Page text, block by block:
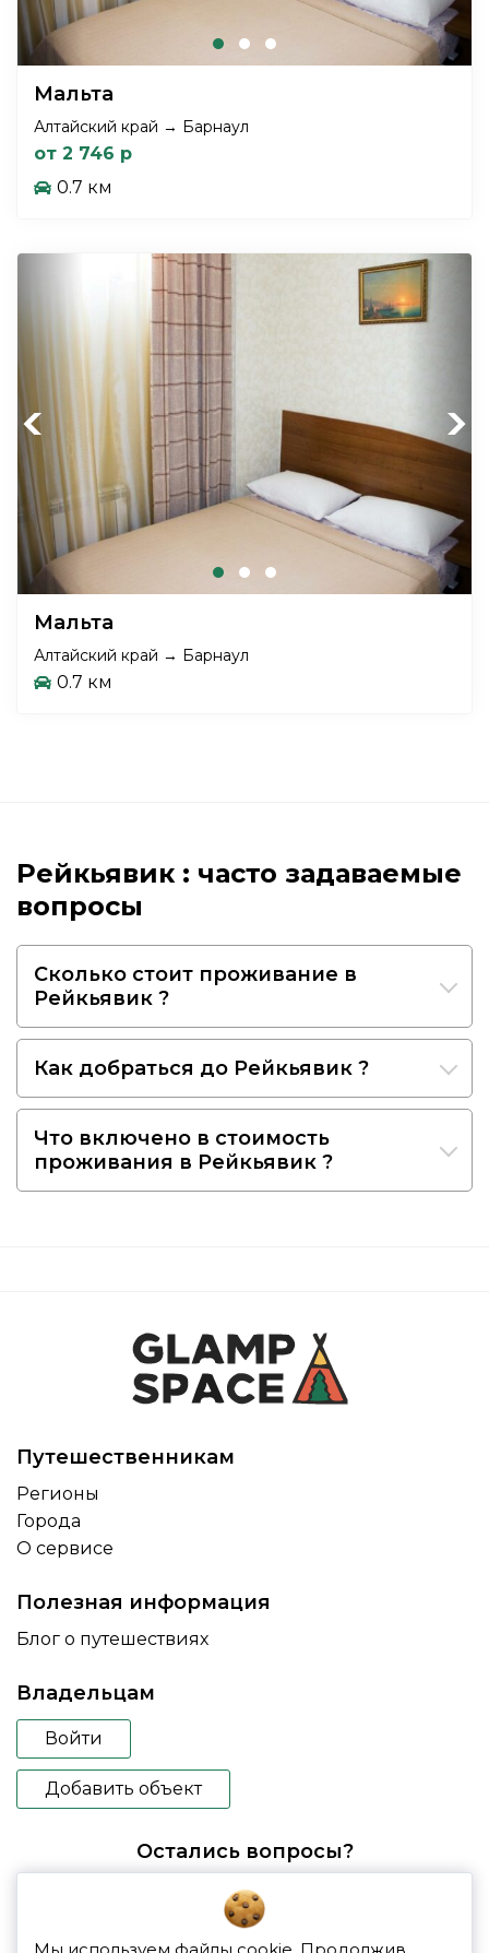
Мальта
Алтайский край → Барнаул
от 2 746 р
0.7 км
Previous Next
Мальта
Алтайский край → Барнаул
0.7 км
Рейкьявик : часто задаваемые
вопросы
Сколько стоит проживание в
Рейкьявик ?
Как добраться до Рейкьявик ?
Что включено в стоимость
проживания в Рейкьявик ?
Путешественникам
Регионы
Города
О сервисе
Полезная информация
Блог о путешествиях
Владельцам
Войти
Добавить объект
Остались вопросы?
booking@glampspace.ru